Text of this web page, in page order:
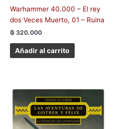
Warhammer 40.000 – El rey
dos Veces Muerto, 01 – Ruina
₲ 320.000
Añadir al carrito